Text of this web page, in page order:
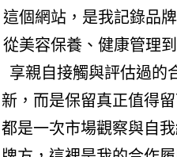
這個網站，是我記錄品
從美容保養、健康管理
享親自接觸與評估過的
新，而是保留真正值得
都是一次市場觀察與自